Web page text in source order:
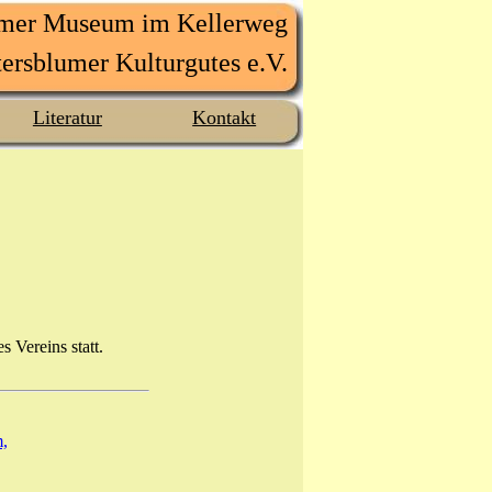
Museum im Kellerweg
Kulturgutes e.V.
Literatur Kontakt
Vereins statt.